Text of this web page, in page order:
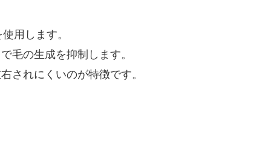
用します。
毛の生成を抑制します。
されにくいのが特徴です。